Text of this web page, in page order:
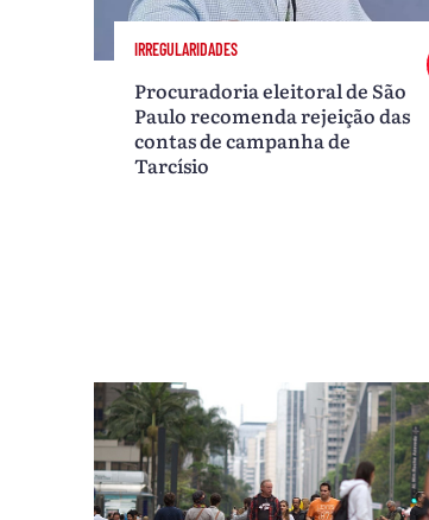
IRREGULARIDADES
Procuradoria eleitoral de São
Paulo recomenda rejeição das
contas de campanha de
Tarcísio